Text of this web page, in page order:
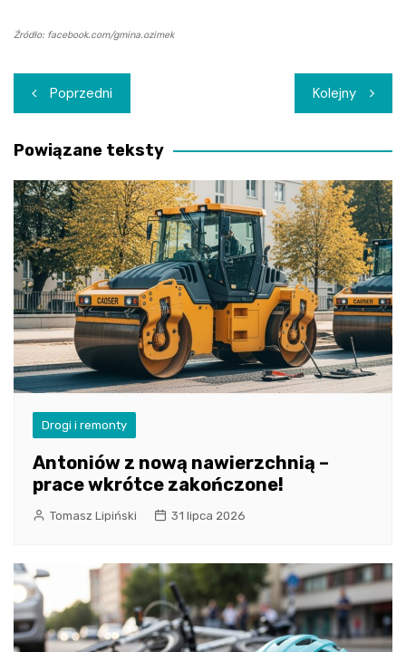
Źródło: facebook.com/gmina.ozimek
Nawigacja
wpisu
Poprzedni Kolejny
Powiązane teksty
Drogi i remonty
Antoniów z nową nawierzchnią –
prace wkrótce zakończone!
Tomasz Lipiński 31 lipca 2026